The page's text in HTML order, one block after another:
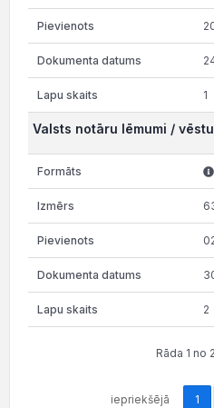
1
Valsts notāru lēmumi /
2
Rāda 1 no
iepriekšējā 1